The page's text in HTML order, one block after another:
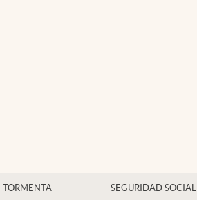
TORMENTA SEGURIDAD SOCIAL